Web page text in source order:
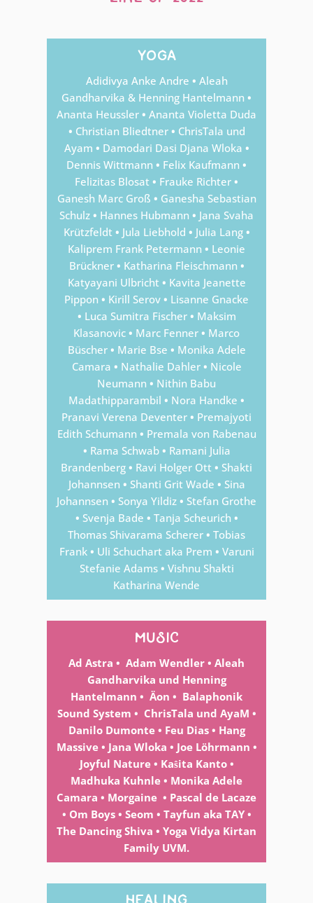
yoga
Adidivya Anke Andre • Aleah
Gandharvika & Henning Hantelmann •
Ananta Heussler • Ananta Violetta Duda
• Christian Bliedtner• ChrisTala und
Ayam • Damodari Dasi Djana Wloka •
Dennis Wittmann • Felix Kaufmann •
Felizitas Blosat • Frauke Richter •
Ganesh Marc Groß • Ganesha Sebastian
Schulz • Hannes Hubmann • Jana Svaha
Krützfeldt• Jula Liebhold • Julia Lang•
Kaliprem Frank Petermann • Leonie
Brückner• Katharina Fleischmann •
Katyayani Ulbricht• Kavita Jeanette
Pippon • Kirill Serov • Lisanne Gnacke
• Luca Sumitra Fischer• Maksim
Klasanovic • Marc Fenner • Marco
Büscher• Marie Bse • Monika Adele
Camara • Nathalie Dahler• Nicole
Neumann • Nithin Babu
Madathipparambil • Nora Handke •
Pranavi Verena Deventer • Premajyoti
Edith Schumann • Premala von Rabenau
• Rama Schwab• Ramani Julia
Brandenberg • Ravi Holger Ott • Shakti
Johannsen • Shanti Grit Wade • Sina
Johannsen • Sonya Yildiz • Stefan Grothe
• Svenja Bade • Tanja Scheurich •
Thomas Shivarama Scherer • Tobias
Frank• Uli Schuchart aka Prem • Varuni
Stefanie Adams• Vishnu Shakti
Katharina Wende
music
Ad Astra • Adam Wendler • Aleah
Gandharvika und Henning
Hantelmann • Äon • Balaphonik
Sound System • ChrisTala und AyaM •
Danilo Dumonte • Feu Dias • Hang
Massive • Jana Wloka • Joe Löhrmann •
Joyful Nature • Kaŝita Kanto •
Madhuka Kuhnle • Monika Adele
Camara • Morgaine • Pascal de Lacaze
• Om Boys • Seom • Tayfun aka TAY •
The Dancing Shiva • Yoga Vidya Kirtan
Family UVM.